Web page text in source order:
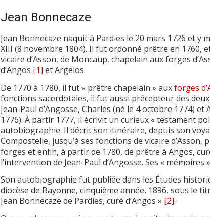
Jean Bonnecaze
Jean Bonnecaze naquit à Pardies le 20 mars 1726 et y
XIII (8 novembre 1804). Il fut ordonné prêtre en 1760,
vicaire d’Asson, de Moncaup, chapelain aux forges
d’Angos [1] et Argelos.
De 1770 à 1780, il fut « prêtre chapelain » auxforges
fonctions sacerdotales, il fut aussi précepteur des
Jean-Paul d’Angosse, Charles (né le 4 octobre 1774)
1776). À partir 1777, il écrivit un curieux « testament
autobiographie. Il décrit son itinéraire, depuis son
Compostelle, jusqu’à ses fonctions de vicaire d’Asson,
forges et enfin, à partir de 1780, de prêtre à Angos,
l’intervention de Jean-Paul d’Angosse. Ses « mémoires
Son autobiographie fut publiée dans les Études
diocèse de Bayonne, cinquième année, 1896, sous le
Jean Bonnecaze de Pardies, curé d’Angos » [2].